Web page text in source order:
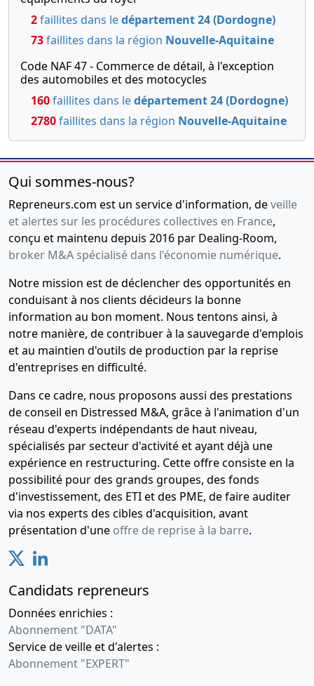
2faillites dans ledépartement 24 (Dordogne)
73faillites dans la région Nouvelle-Aquitaine
Code NAF 47 - Commerce de détail, à l'exception
des automobiles et des motocycles
160faillites dans ledépartement 24 (Dordogne)
2780faillites dans la région Nouvelle-Aquitaine
Qui sommes-nous?
Repreneurs.com est un service d'information, deveille
et alertes sur les procédures collectives en France,
conçu et maintenu depuis 2016 par Dealing-Room,
broker M&A spécialisé dans l'économie numérique.
Notre mission est de déclencher des opportunités en
conduisant à nos clients décideurs la bonne
information au bon moment. Nous tentons ainsi, à
notre manière, de contribuer à la sauvegarde d'emplois
et au maintien d'outils de production par la reprise
d'entreprises en difficulté.
Dans ce cadre, nous proposons aussi des prestations
de conseil en Distressed M&A, grâce à l'animation d'un
réseau d'experts indépendants de haut niveau,
spécialisés par secteur d'activité et ayant déjà une
expérience en restructuring. Cette offre consiste en la
possibilité pour des grands groupes, des fonds
d'investissement, des ETI et des PME, de faire auditer
via nos experts des cibles d'acquisition, avant
présentation d'une offre de reprise à la barre.
Candidats repreneurs
Données enrichies :
Abonnement "DATA"
Service de veille et d'alertes :
Abonnement "EXPERT"